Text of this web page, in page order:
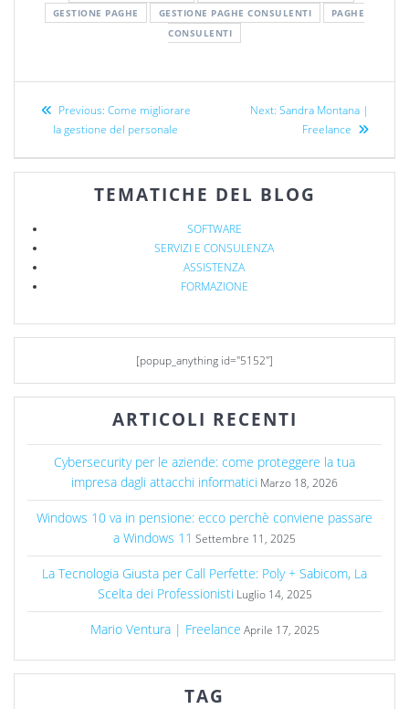
GESTIONE PAGHE
GESTIONE PAGHE CONSULENTI
PAGHE
CONSULENTI
Previous: Come migliorare
la gestione del personale
Next: Sandra Montana |
Freelance
TEMATICHE DEL BLOG
SOFTWARE
SERVIZI E CONSULENZA
ASSISTENZA
FORMAZIONE
[popup_anything id="5152"]
ARTICOLI RECENTI
Cybersecurity per le aziende: come proteggere la tua
impresa dagli attacchi informatici Marzo 18, 2026
Windows 10 va in pensione: ecco perchè conviene passare
a Windows 11 Settembre 11, 2025
La Tecnologia Giusta per Call Perfette: Poly + Sabicom, La
Scelta dei Professionisti Luglio 14, 2025
Mario Ventura | Freelance Aprile 17, 2025
TAG